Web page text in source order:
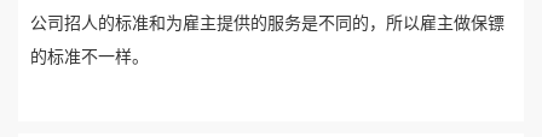
公司招人的标准和为雇主提供的服务是不同的，所以雇主做保镖
的标准不一样。